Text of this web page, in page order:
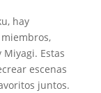
hay
Miyagi. Estas
escenas
juntos.